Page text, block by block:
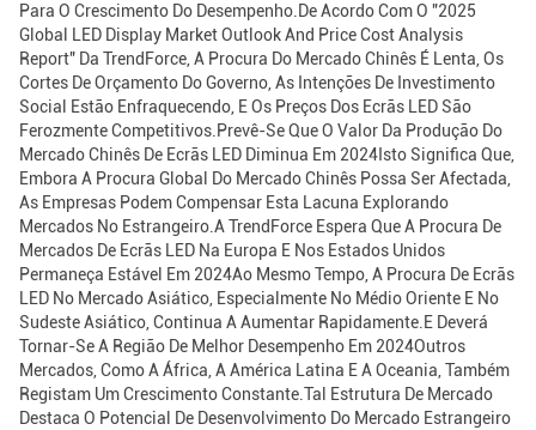
Para O Crescimento Do Desempenho.De Acordo Com O "2025
Global LED Display Market Outlook And Price Cost Analysis
Report" Da TrendForce, A Procura Do Mercado Chinês É Lenta, Os
Cortes De Orçamento Do Governo, As Intenções De Investimento
Social Estão Enfraquecendo, E Os Preços Dos Ecrãs LED São
Ferozmente Competitivos.Prevê-Se Que O Valor Da Produção Do
Mercado Chinês De Ecrãs LED Diminua Em 2024Isto Significa Que,
Embora A Procura Global Do Mercado Chinês Possa Ser Afectada,
As Empresas Podem Compensar Esta Lacuna Explorando
Mercados No Estrangeiro.A TrendForce Espera Que A Procura De
Mercados De Ecrãs LED Na Europa E Nos Estados Unidos
Permaneça Estável Em 2024Ao Mesmo Tempo, A Procura De Ecrãs
LED No Mercado Asiático, Especialmente No Médio Oriente E No
Sudeste Asiático, Continua A Aumentar Rapidamente.e Deverá
Tornar-Se A Região De Melhor Desempenho Em 2024Outros
Mercados, Como A África, A América Latina E A Oceania, Também
Registam Um Crescimento Constante.Tal Estrutura De Mercado
Destaca O Potencial De Desenvolvimento Do Mercado Estrangeiro